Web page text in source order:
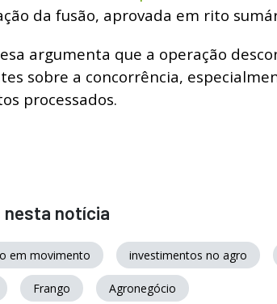
da fusão, aprovada em rito
argumenta que a operação
sobre a concorrência,
processados.
nesta notícia
em movimento investimentos no agro
Frango Agronegócio